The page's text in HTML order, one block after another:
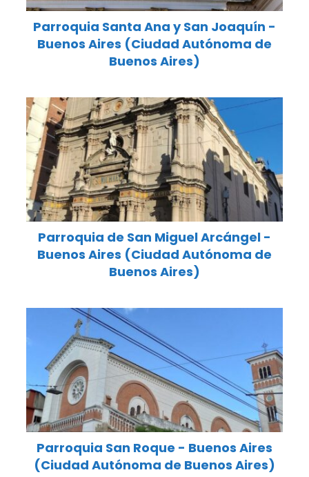
Parroquia Santa Ana y San Joaquín -
Buenos Aires (Ciudad Autónoma de
Buenos Aires)
Parroquia de San Miguel Arcángel -
Buenos Aires (Ciudad Autónoma de
Buenos Aires)
Parroquia San Roque - Buenos Aires
(Ciudad Autónoma de Buenos Aires)